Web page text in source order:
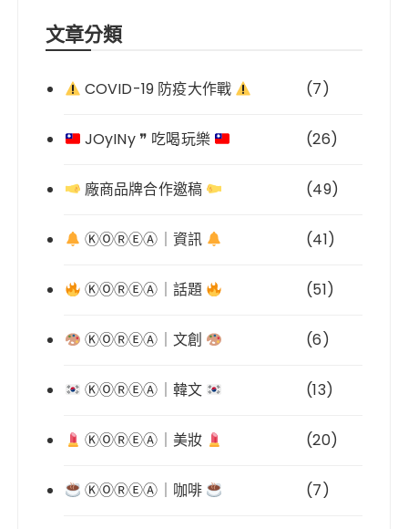
文章分類
COVID-19 防疫大作戰 (7)
JOyINy ❞ 吃喝玩樂 (26)
廠商品牌合作邀稿 (49)
ⓀⓄⓇⒺⒶ｜資訊 (41)
ⓀⓄⓇⒺⒶ｜話題 (51)
ⓀⓄⓇⒺⒶ｜文創 (6)
ⓀⓄⓇⒺⒶ｜韓文 (13)
ⓀⓄⓇⒺⒶ｜美妝 (20)
ⓀⓄⓇⒺⒶ｜咖啡 (7)